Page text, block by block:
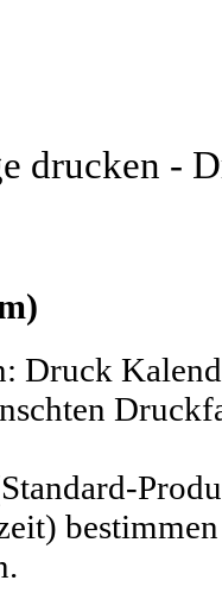
drucken -
: Druck